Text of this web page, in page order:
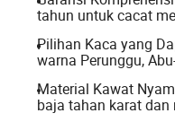
tahun untuk cacat
Pilihan Kaca yang
warna Perunggu,
Material Kawat
baja tahan karat